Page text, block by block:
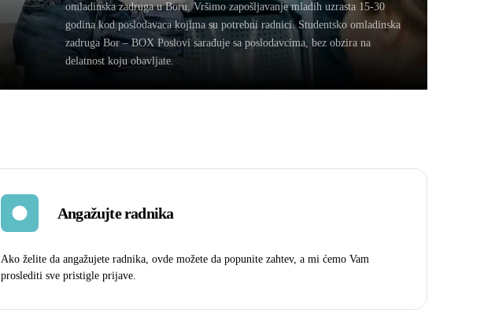
omladinska zadruga u Boru. Vršimo zapošljavanje mladih uzrasta 15-30
godina kod poslodavaca kojima su potrebni radnici. Studentsko omladinska
zadruga Bor – BOX Poslovi sarađuje sa poslodavcima, bez obzira na
delatnost koju obavljate.
Angažujte radnika
Ako želite da angažujete radnika, ovde možete da popunite zahtev, a mi ćemo Vam
proslediti sve pristigle prijave.